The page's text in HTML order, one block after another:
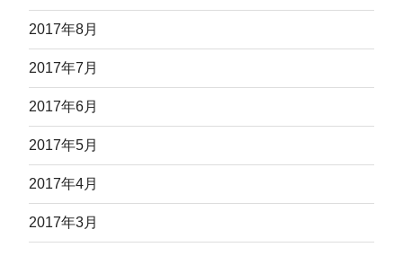
2017年8月
2017年7月
2017年6月
2017年5月
2017年4月
2017年3月